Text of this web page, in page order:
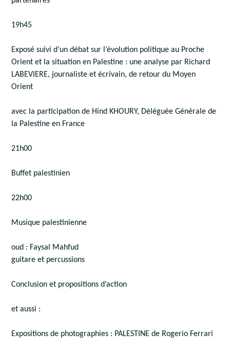
19h45
Exposé suivi d’un débat sur l’évolution politique au Proche
Orient et la situation en Palestine : une analyse par Richard
LABEVIERE, journaliste et écrivain, de retour du Moyen
Orient
avec la participation de Hind KHOURY, Déléguée Générale de
la Palestine en France
21h00
Buffet palestinien
22h00
Musique palestinienne
oud : Faysal Mahfud
guitare et percussions
Conclusion et propositions d’action
et aussi :
Expositions de photographies : PALESTINE de Rogerio Ferrari